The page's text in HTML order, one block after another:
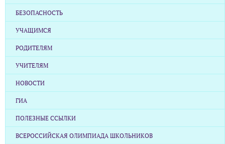
БЕЗОПАСНОСТЬ
УЧАЩИМСЯ
РОДИТЕЛЯМ
УЧИТЕЛЯМ
НОВОСТИ
ГИА
ПОЛЕЗНЫЕ ССЫЛКИ
ВСЕРОССИЙСКАЯ ОЛИМПИАДА ШКОЛЬНИКОВ